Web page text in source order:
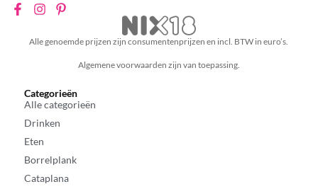
Alle genoemde prijzen zijn consumentenprijzen en incl. BTW in euro’s.
Algemene voorwaarden zijn van toepassing.
Categorieën
Alle categorieën
Drinken
Eten
Borrelplank
Cataplana